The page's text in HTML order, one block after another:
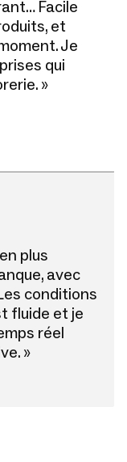
Facile
et
Je
qui
»
plus
avec
conditions
fluide et je
réel
»